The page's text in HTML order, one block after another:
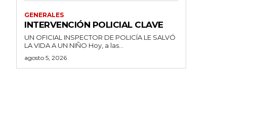
GENERALES
INTERVENCIÓN POLICIAL CLAVE
UN OFICIAL INSPECTOR DE POLICÍA LE SALVÓ
LA VIDA A UN NIÑO Hoy, a las...
agosto 5, 2026